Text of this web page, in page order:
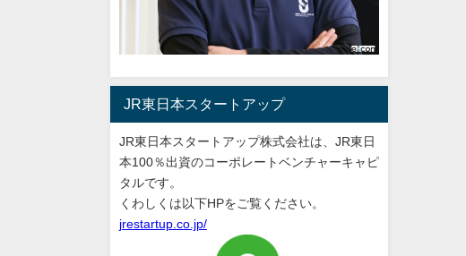
JR東日本スタートアップ
JR東日本スタートアップ株式会社は、JR東日
本100％出資のコーポレートベンチャーキャピ
タルです。
くわしくは以下HPをご覧ください。
jrestartup.co.jp/